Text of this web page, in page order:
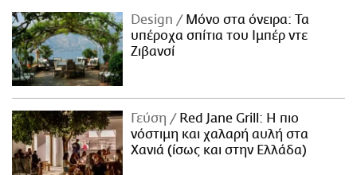
Design
Μόνο στα όνειρα: Τα
υπέροχα σπίτια του Ιμπέρ ντε
Ζιβανσί
Γεύση
Red Jane Grill: Η πιο
νόστιμη και χαλαρή αυλή στα
Χανιά (ίσως και στην Ελλάδα)